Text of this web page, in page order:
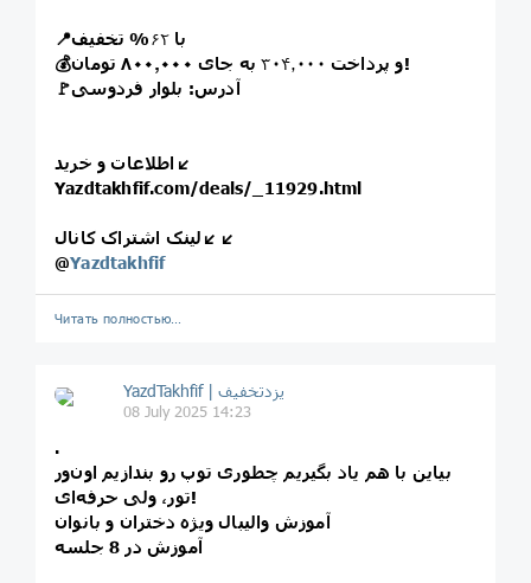
📍با ۶۲% تخفیف
💰و پرداخت ۳۰۴٫۰۰۰
به جای ۸۰۰٫۰۰۰ تومان!
🚩آدرس: بلوار فردوسی
اطلاعات و خرید↙️
Yazdtakhfif.com/deals/_11929.html
لینک اشتراک کانال↙️↙️
@Yazdtakhfif
Читать полностью…
08 July 2025 14:23
.
بیاین با هم یاد بگیریم چطوری توپ رو بندازیم اون‌ور
تور، ولی حرفه‌ای!
آموزش والیبال ویژه دختران و بانوان
آموزش در 8 جلسه